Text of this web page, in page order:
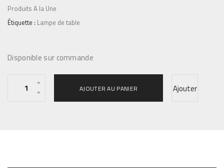
Produits A la Une
Étiquette : Lampe de table
Disponible sur commande
AJOUTER AU PANIER Ajouter